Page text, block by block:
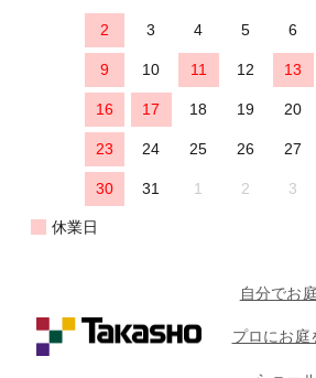
2 3 4 5 6
9 10 11 12 13
16 17 18 19 20
23 24 25 26 27
30 31 1 2 3
休業日
自分でお
プロにお庭